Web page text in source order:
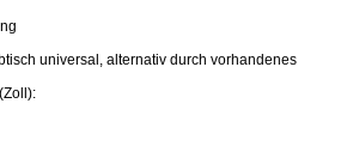
universal, alternativ durch vorhandenes